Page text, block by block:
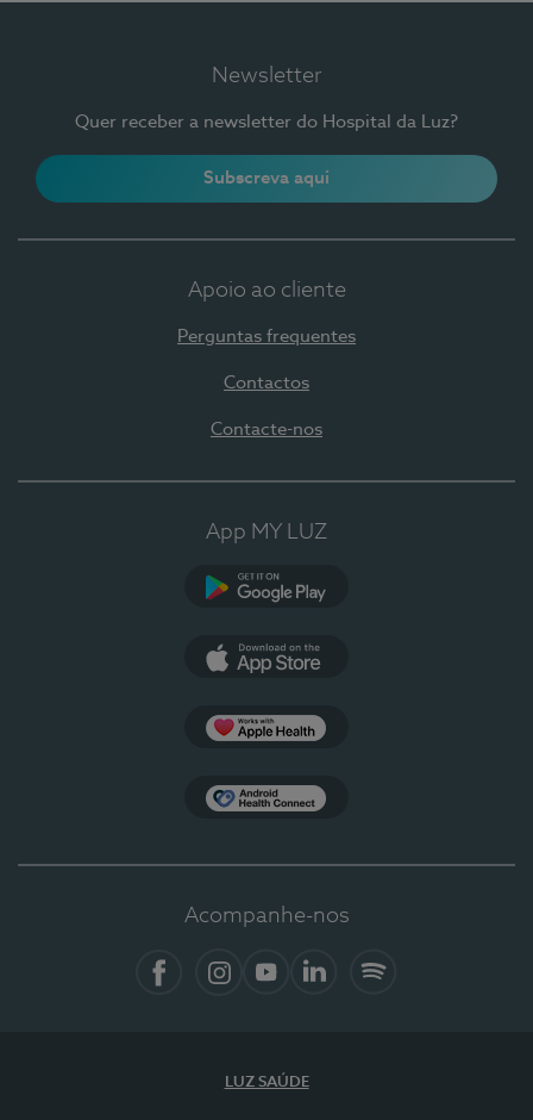
Newsletter
Quer receber a newsletter do Hospital da Luz?
Subscreva aqui
Apoio ao cliente
Perguntas frequentes
Contactos
Contacte-nos
App MY LUZ
Acompanhe-nos
LUZ SAÚDE